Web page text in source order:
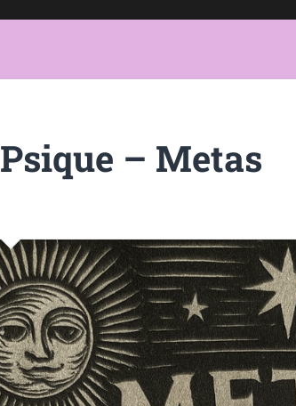
Psique – Metas